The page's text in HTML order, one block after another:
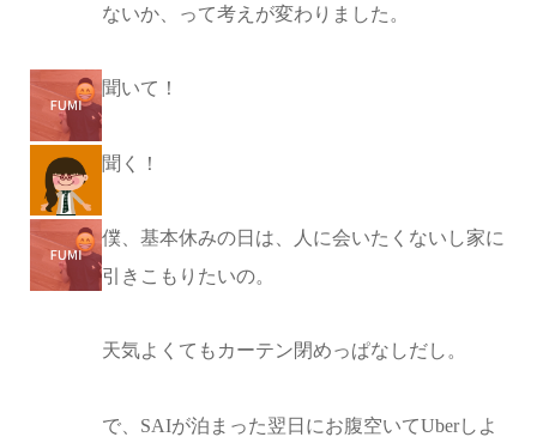
ないか、って考えが変わりました。
聞いて！
聞く！
僕、基本休みの日は、人に会いたくないし家に
引きこもりたいの。
天気よくてもカーテン閉めっぱなしだし。
で、SAIが泊まった翌日にお腹空いてUberしよ